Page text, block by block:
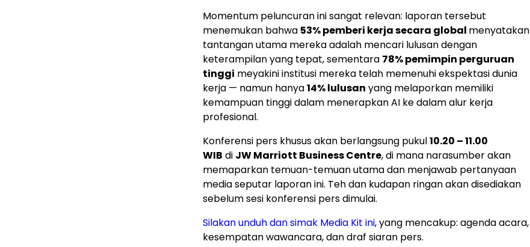
Momentum peluncuran ini sangat relevan: laporan tersebut
menemukan bahwa 53% pemberi kerja secara global menyatakan
tantangan utama mereka adalah mencari lulusan dengan
keterampilan yang tepat, sementara 78% pemimpin perguruan
tinggi meyakini institusi mereka telah memenuhi ekspektasi dunia
kerja — namun hanya14% lulusan yang melaporkan memiliki
kemampuan tinggi dalam menerapkan AI ke dalam alur kerja
profesional.
Konferensi pers khusus akan berlangsung pukul10.20 – 11.00
WIB di JW Marriott Business Centre, di mana narasumber akan
memaparkan temuan-temuan utama dan menjawab pertanyaan
media seputar laporan ini. Teh dan kudapan ringan akan disediakan
sebelum sesi konferensi pers dimulai.
Silakan unduh dan simak Media Kit ini, yang mencakup: agenda acara,
kesempatan wawancara, dan draf siaran pers.